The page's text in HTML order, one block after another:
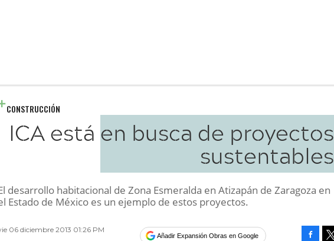
CONSTRUCCIÓN
ICA está en busca de proyectos
sustentables
desarrollo habitacional de Zona Esmeralda en Atizapán de Zaragoza en
Estado de México es un ejemplo de estos proyectos.
06 diciembre 2013 01:26 PM
Añadir Expansión Obras en Google